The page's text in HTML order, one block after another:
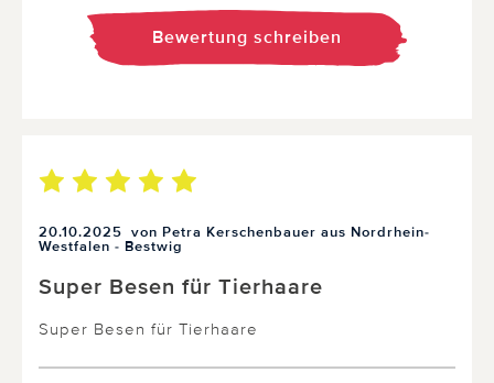
Bewertung schreiben
20.10.2025 von Petra Kerschenbauer aus Nordrhein-
Westfalen - Bestwig
Super Besen für Tierhaare
Super Besen für Tierhaare